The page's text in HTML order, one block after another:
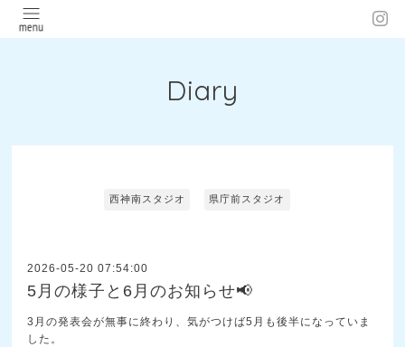
Diary
西神南スタジオ 県庁前スタジオ
2026-05-20 07:54:00
5月の様子と6月のお知らせ📢
3月の発表会が無事に終わり、気がつけば5月も後半になっていま
した。